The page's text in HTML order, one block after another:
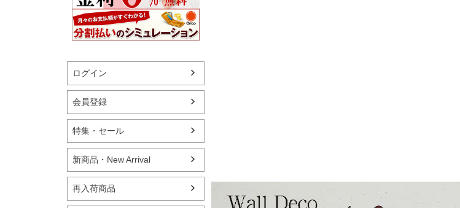
ログイン
会員登録
特集・セール
新商品・New Arrival
再入荷商品